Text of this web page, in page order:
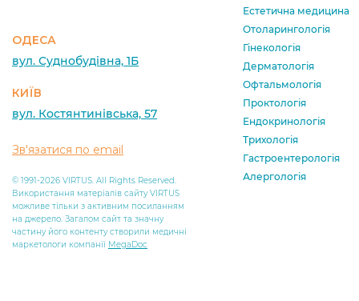
ОДЕСА
вул. Суднобудівна, 1Б
КИЇВ
вул. Костянтинівська, 57
Зв'язатися по email
© 1991-2026 VIRTUS. All Rights Reserved.
Використання матеріалів сайту VIRTUS
можливе тільки з активним посиланням
на джерело. Загалом сайт та значну
частину його контенту створили медичні
маркетологи компанії MegaDoc
Естетична медицина
Отоларингологія
Гінекологія
Дерматологія
Офтальмологія
Проктологія
Ендокринологія
Трихологія
Гастроентерологія
Алергологія